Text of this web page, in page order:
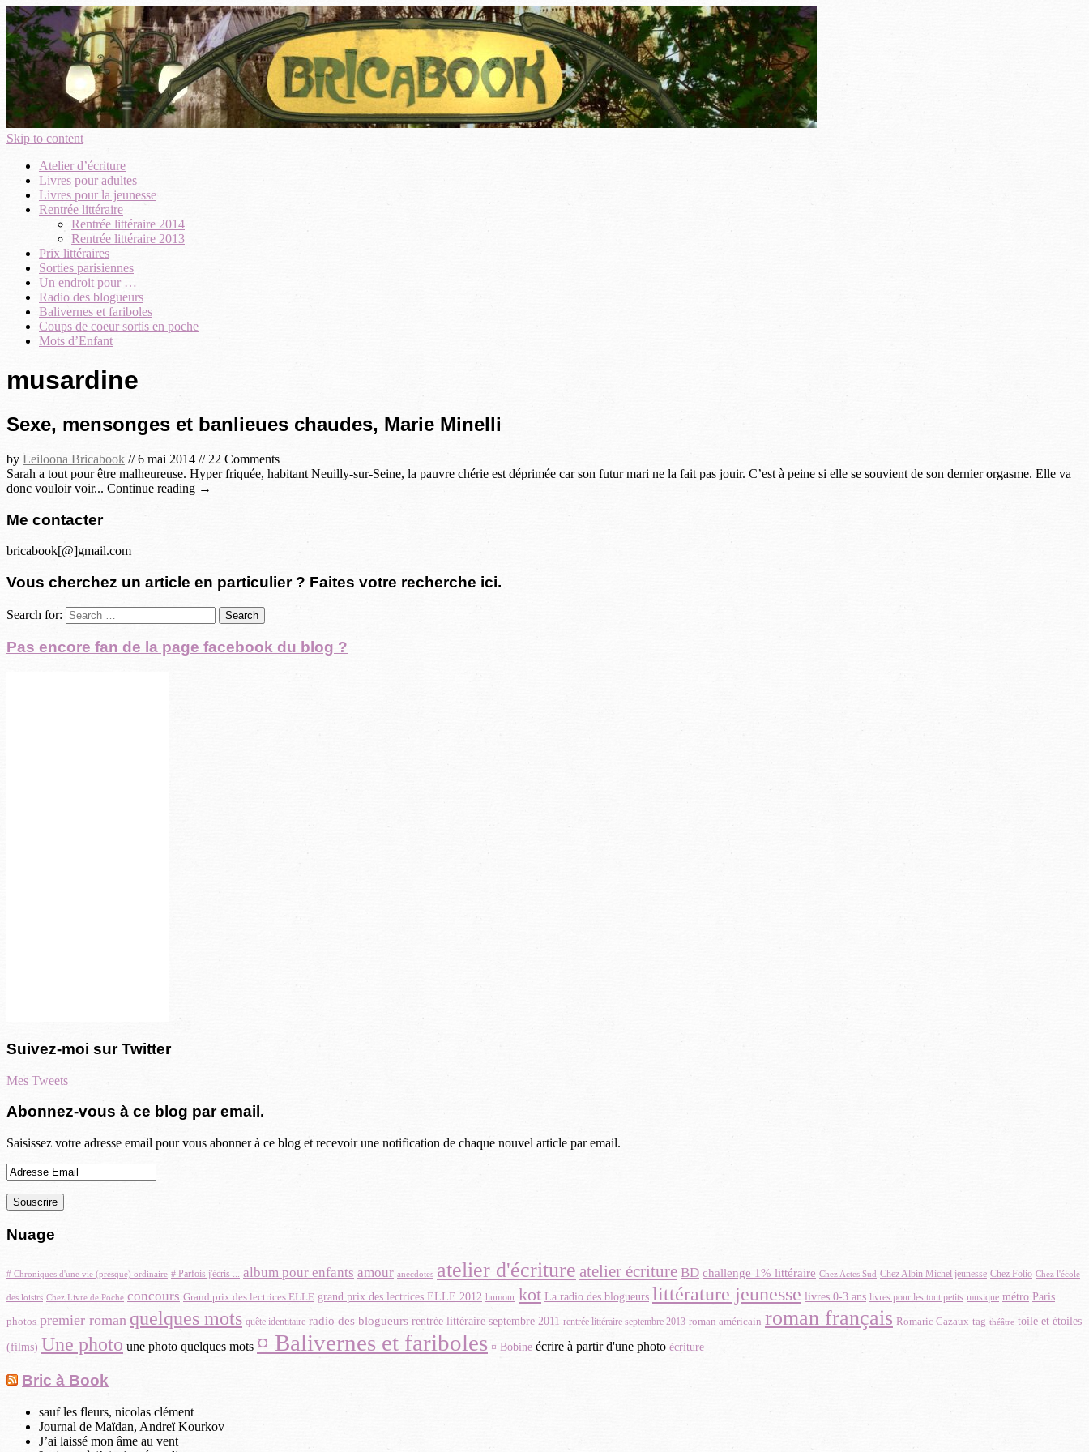
Skip to content
Atelier d’écriture
Livres pour adultes
Livres pour la jeunesse
Rentrée littéraire
Rentrée littéraire 2014
Rentrée littéraire 2013
Prix littéraires
Sorties parisiennes
Un endroit pour …
Radio des blogueurs
Balivernes et fariboles
Coups de coeur sortis en poche
Mots d’Enfant
musardine
Sexe, mensonges et banlieues chaudes, Marie Minelli
by Leiloona Bricabook //6 mai 2014 // 22 Comments
Sarah a tout pour être malheureuse. Hyper friquée, habitant Neuilly-sur-Seine, la pauvre chérie est déprimée car son futur mari ne la fait pas jouir. C’est à peine si elle se souvient de son dernier orgasme. Elle va
donc vouloir voir... Continue reading →
Me contacter
bricabook[@]gmail.com
Vous cherchez un article en particulier ? Faites votre recherche ici.
Search for:
Pas encore fan de la page facebook du blog ?
Suivez-moi sur Twitter
Mes Tweets
Abonnez-vous à ce blog par email.
Saisissez votre adresse email pour vous abonner à ce blog et recevoir une notification de chaque nouvel article par email.
Nuage
# Chroniques d'une vie (presque) ordinaire # Parfois j'écris ... album pour enfants amour anecdotes atelier d'écriture atelier écriture BD challenge 1% littéraire Chez Actes Sud Chez Albin Michel jeunesse Chez Folio Chez l'école
des loisirs Chez Livre de Poche concours Grand prix des lectrices ELLE grand prix des lectrices ELLE 2012 humour kot La radio des blogueurs littérature jeunesse livres 0-3 ans livres pour les tout petits musique métro Paris
photos premier roman quelques mots quête identitaire radio des blogueurs rentrée littéraire septembre 2011 rentrée littéraire septembre 2013 roman américain roman français Romaric Cazaux tag théâtre toile et étoiles
(films) Une photo une photo quelques mots ¤ Balivernes et fariboles ¤ Bobine écrire à partir d'une photo écriture
Bric à Book
sauf les fleurs, nicolas clément
Journal de Maïdan, Andreï Kourkov
J’ai laissé mon âme au vent